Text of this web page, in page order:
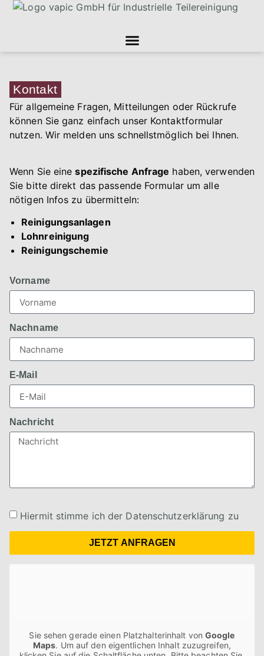
Kontakt
Für allgemeine Fragen, Mitteilungen oder Rückrufe
können Sie ganz einfach unser Kontaktformular
nutzen. Wir melden uns schnellstmöglich bei Ihnen.
Wenn Sie einespezifische Anfrage haben, verwenden
Sie bitte direkt das passende Formular um alle
nötigen Infos zu übermitteln:
Reinigungsanlagen
Lohnreinigung
Reinigungschemie
Vorname
Nachname
E-Mail
Nachricht
Hiermit stimme ich der Datenschutzerklärung zu
JETZT ANFRAGEN
Sie sehen gerade einen Platzhalterinhalt von Google
Maps. Um auf den eigentlichen Inhalt zuzugreifen,